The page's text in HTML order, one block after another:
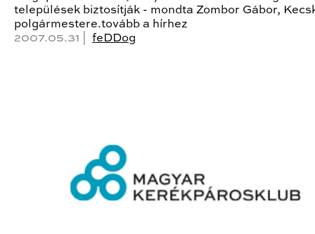
települések biztosítják - mondta Zombor Gábor,
polgármestere.tovább a hírhez
2007.05.31 | feDDog